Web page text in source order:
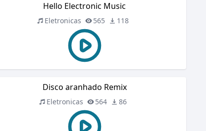
Hello Electronic Music
Eletronicas 565 118
Disco aranhado Remix
Eletronicas 564 86